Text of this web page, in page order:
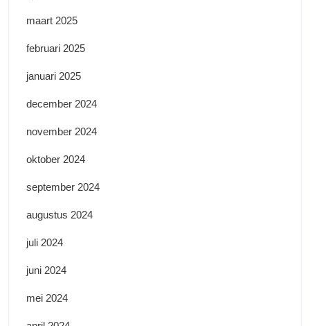
maart 2025
februari 2025
januari 2025
december 2024
november 2024
oktober 2024
september 2024
augustus 2024
juli 2024
juni 2024
mei 2024